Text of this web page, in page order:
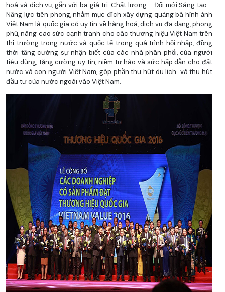
hoá và dịch vụ, gắn với ba giá trị: Chất lượng - Đổi mới Sáng tạo -
Năng lực tiên phong, nhằm mục đích xây dựng quảng bá hình ảnh
Việt Nam là quốc gia có uy tín về hàng hoá, dịch vụ đa dạng, phong
phú, nâng cao sức cạnh tranh cho các thương hiệu Việt Nam trên
thị trường trong nước và quốc tế trong quá trình hội nhập, đồng
thời tăng cường sự nhận biết của các nhà phân phối, của người
tiêu dùng, tăng cường uy tín, niềm tự hào và sức hấp dẫn cho đất
nước và con người Việt Nam, góp phần thu hút du lịch và thu hút
đầu tư của nước ngoài vào Việt Nam.